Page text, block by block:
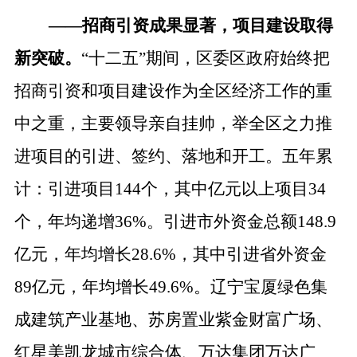
——招商引资成果显著，项目建设取得
新突破。 “十二五”期间，区委区政府始终把
招商引资和项目建设作为全区经济工作的重
中之重，主要领导亲自挂帅，举全区之力推
进项目的引进、签约、落地和开工。五年累
计：引进项目144个，其中亿元以上项目34
个，年均递增36%。引进市外资金总额148.9
亿元，年均增长28.6%，其中引进省外资金
89亿元，年均增长49.6%。辽宁宝厦绿色集
成建筑产业基地、苏房置业紫金财富广场、
红星美凯龙城市综合体、万达集团万达广